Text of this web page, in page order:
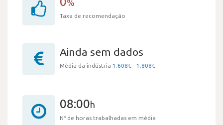
%
Taxa de recomendação
Ainda sem dados
Média da indústria 1.608€ - 1.808€
08:00h
Nº de horas trabalhadas em média